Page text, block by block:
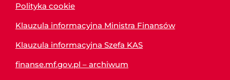
Polityka cookie
Klauzula informacyjna Ministra Finansów
Klauzula informacyjna Szefa KAS
finanse.mf.gov.pl – archiwum